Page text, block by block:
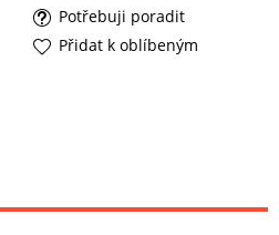
Potřebuji poradit
Přidat k oblíbeným